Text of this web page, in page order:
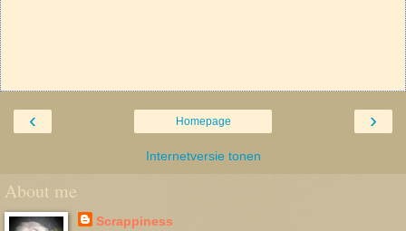
‹ ›
Homepage
Internetversie tonen
About me
Scrappiness